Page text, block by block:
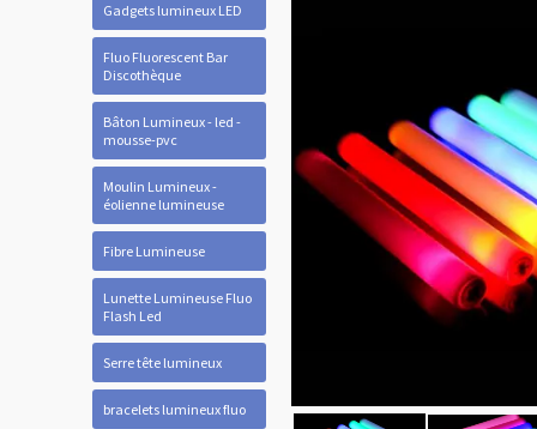
Gadgets lumineux LED
Fluo Fluorescent Bar
Discothèque
Bâton Lumineux - led -
mousse-pvc
Moulin Lumineux -
éolienne lumineuse
Fibre Lumineuse
Lunette Lumineuse Fluo
Flash Led
Serre tête lumineux
bracelets lumineux fluo